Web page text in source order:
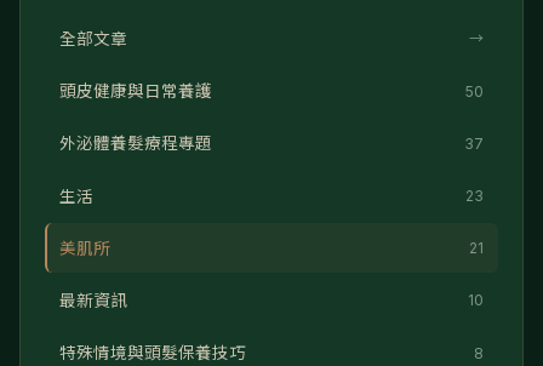
全部文章 →
頭皮健康與日常養護 50
外泌體養髮療程專題 37
生活 23
美肌所 21
最新資訊 10
特殊情境與頭髮保養技巧 8